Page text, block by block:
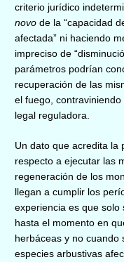
criterio jurídico
novo de la “capacidad
afectada” ni haciendo
impreciso de
parámetros podrían
recuperación de las
el fuego,
legal reguladora.
Un dato que acredita la
respecto a ejecutar las
regeneración de los
llegan a cumplir los
experiencia es que solo
hasta el momento en
herbáceas y no cuando
especies arbustivas